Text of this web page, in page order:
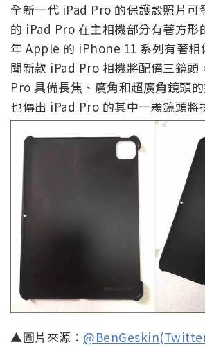
全新一代 iPad Pro 的保護殼照片可
的 iPad Pro 在主相機部分有著方形
年 Apple 的 iPhone 11 系列有著相
聞新款 iPad Pro 相機將配備三鏡
Pro 具備長焦、廣角和超廣角鏡頭
也傳出 iPad Pro 的其中一顆鏡頭將
▲圖片來源：